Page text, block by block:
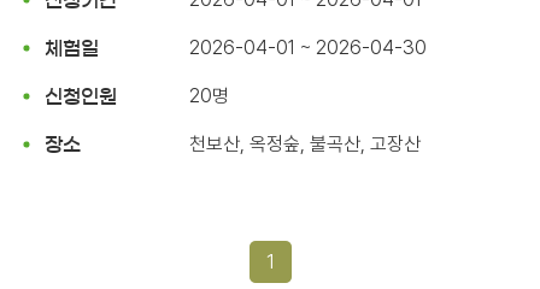
체험일 2026-04-01 ~ 2026-04-30
신청인원 20명
장소 천보산, 옥정숲, 불곡산, 고장산
1